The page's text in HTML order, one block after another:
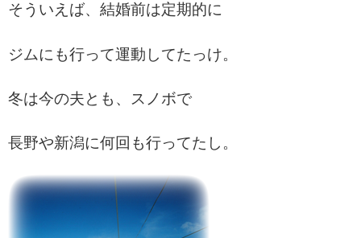
そういえば、結婚前は定期的に
ジムにも行って運動してたっけ。
冬は今の夫とも、スノボで
長野や新潟に何回も行ってたし。